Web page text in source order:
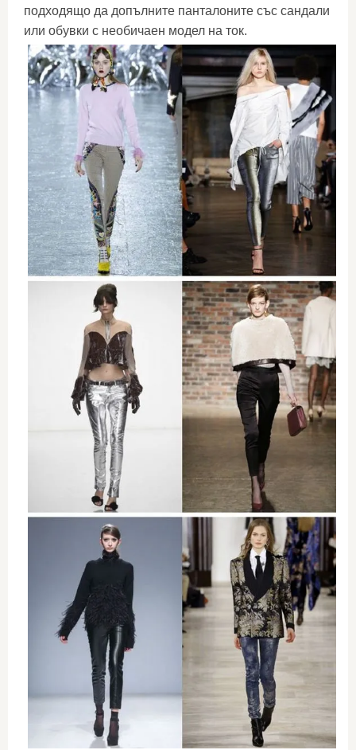
подходящо да допълните панталоните със сандали
или обувки с необичаен модел на ток.